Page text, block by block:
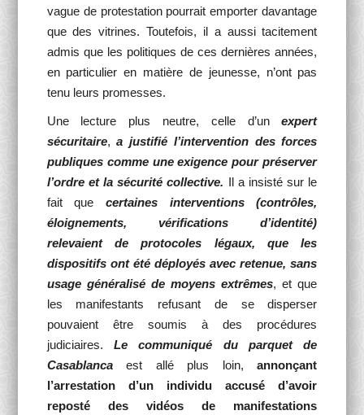
vague de protestation pourrait emporter davantage
que des vitrines. Toutefois, il a aussi tacitement
admis que les politiques de ces dernières années,
en particulier en matière de jeunesse, n’ont pas
tenu leurs promesses.
Une lecture plus neutre, celle d’unexpert
sécuritaire,a justifié l’intervention des forces
publiques comme une exigence pour préserver
l’ordre et la sécurité collective. Il a insisté sur le
fait que certaines interventions (contrôles,
éloignements, vérifications d’identité)
relevaient de protocoles légaux, que les
dispositifs ont été déployés avec retenue, sans
usage généralisé de moyens extrêmes, et que
les manifestants refusant de se disperser
pouvaient être soumis à des procédures
judiciaires. Le communiqué du parquet de
Casablanca
est allé plus loin,annonçant
l’arrestation d’un individu accusé d’avoir
reposté des vidéos de manifestations